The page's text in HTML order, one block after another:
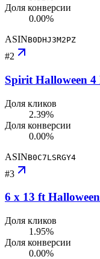
Доля конверсии
0.00%
ASINB0DHJ3M2PZ
#2
Spirit Halloween
Доля кликов
2.39%
Доля конверсии
0.00%
ASINB0C7LSRGY4
#3
6 x 13 ft
Доля кликов
1.95%
Доля конверсии
0.00%